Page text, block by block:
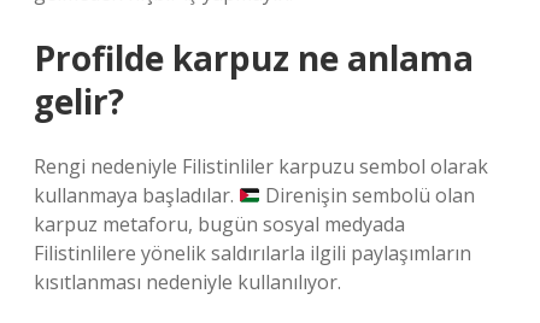
Profilde karpuz ne anlama
gelir?
Rengi nedeniyle Filistinliler karpuzu sembol olarak
kullanmaya başladılar.
Direnişin sembolü olan
karpuz metaforu, bugün sosyal medyada
Filistinlilere yönelik saldırılarla ilgili paylaşımların
kısıtlanması nedeniyle kullanılıyor.